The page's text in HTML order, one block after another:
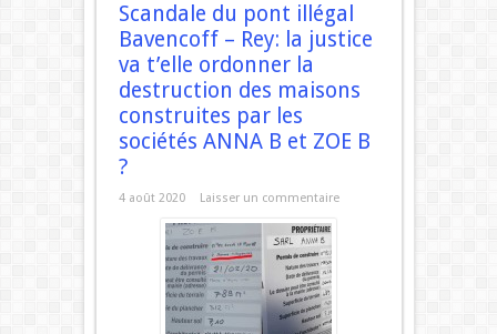
Scandale du pont illégal
Bavencoff – Rey: la justice
va t’elle ordonner la
destruction des maisons
construites par les
sociétés ANNA B et ZOE B
?
4 août 2020 Laisser un commentaire